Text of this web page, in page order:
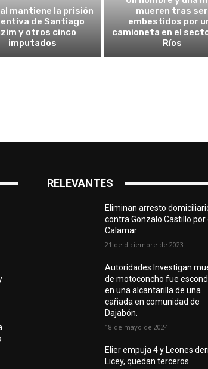
mantiene la prisión
de Santiago
y otros cinco
imputados
mueren tras ser
embestidos por
camioneta en el
Ríos
RELEVANTES
Eliminan arresto
contra Gonzalo Castillo por
Calamar
21 de diciembre de 2023
Autoridades Investigan
de motoconcho fue
en una alcantarilla de una
cañada en comunidad de
Dajabón.
18 de mayo de 2024
Elier empuja 4 y Leones
Licey, quedan terceros